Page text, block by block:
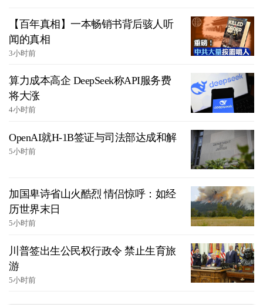
【百年真相】一本畅销书背后骇人听
闻的真相
3小时前
算力成本高企 DeepSeek称API服务费
将大涨
4小时前
OpenAI就H-1B签证与司法部达成和解
5小时前
加国卑诗省山火酷烈 情侣惊呼：如经
历世界末日
5小时前
川普签出生公民权行政令 禁止生育旅
游
5小时前